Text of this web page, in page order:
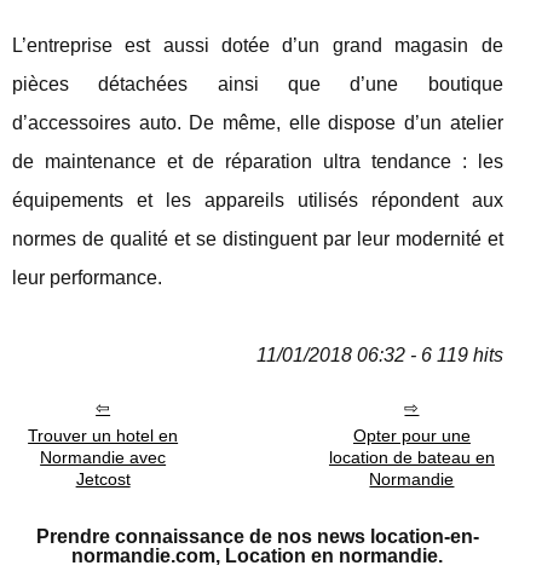
L’entreprise est aussi dotée d’un grand magasin de
pièces détachées ainsi que d’une boutique
d’accessoires auto. De même, elle dispose d’un atelier
de maintenance et de réparation ultra tendance : les
équipements et les appareils utilisés répondent aux
normes de qualité et se distinguent par leur modernité et
leur performance.
11/01/2018 06:32 - 6 119 hits
Trouver un hotel en
Normandie avec
Jetcost
Opter pour une
location de bateau en
Normandie
Prendre connaissance de nos news location-en-
normandie.com, Location en normandie.